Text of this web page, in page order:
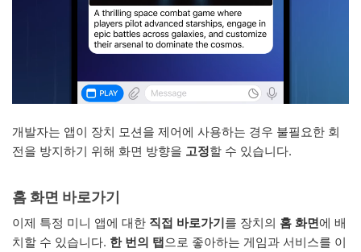
개발자는 앱이 장치 모션을 제어에 사용하는 경우 불필요한 회
전을 방지하기 위해 화면 방향을 고정할 수 있습니다.
홈 화면 바로가기
이제 특정 미니 앱에 대한 직접 바로가기를 장치의 홈 화면에 배
치할 수 있습니다. 한 번의 탭으로 좋아하는 게임과 서비스를 이